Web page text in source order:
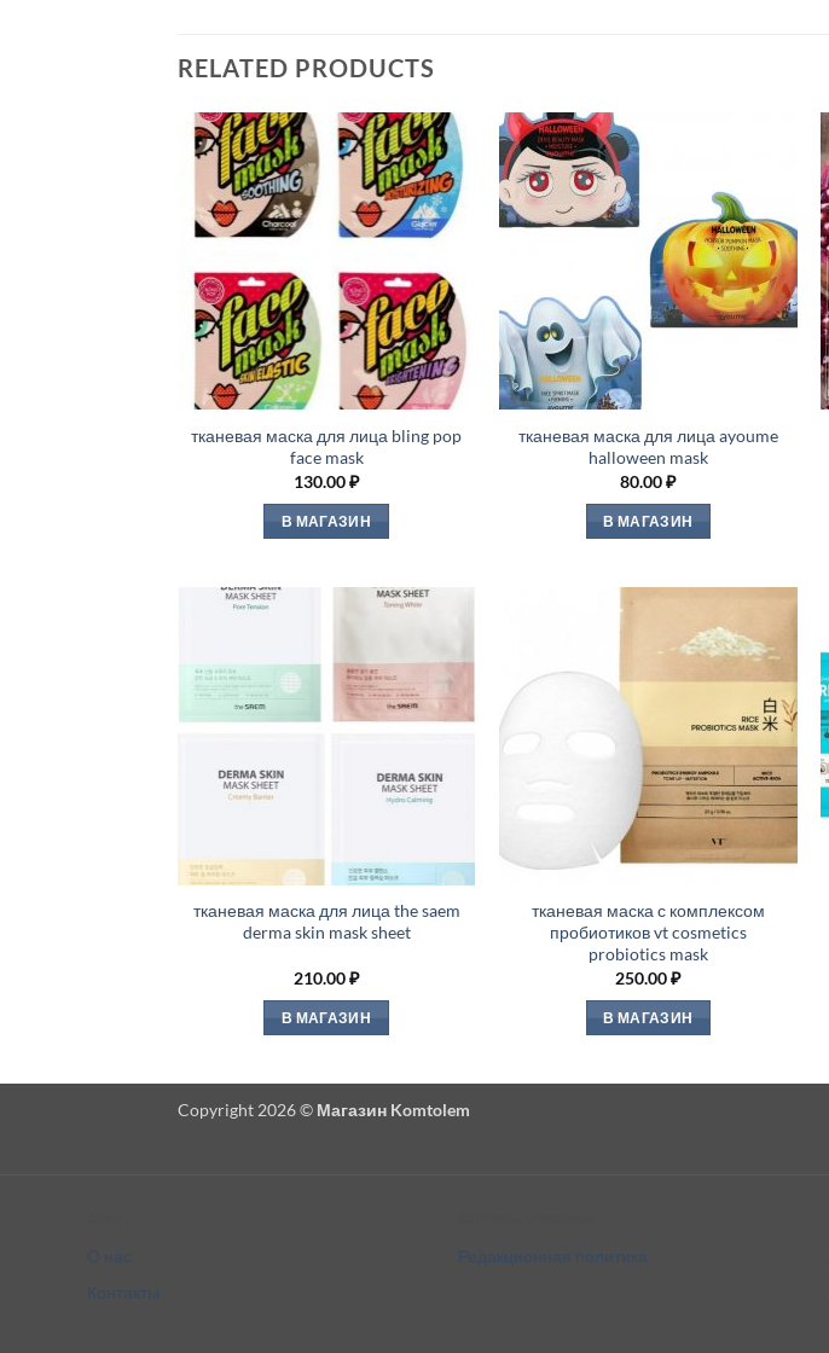
RELATED PRODUCTS
тканевая маска для лица bling pop
face mask
130.00₽
В МАГАЗИН
тканевая маска для лица ayoume
halloween mask
80.00₽
В МАГАЗИН
тканевая маска для лица the saem
derma skin mask sheet
210.00₽
В МАГАЗИН
тканевая маска с комплексом
пробиотиков vt cosmetics
probiotics mask
250.00₽
В МАГАЗИН
Copyright 2026 © Магазин Komtolem
О нас
Контакты
Редакционная политика